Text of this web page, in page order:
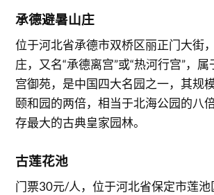
承德避暑山庄
位于河北省承德市双桥区丽正门大街
庄，又名“承德离宫”或“热河行宫”，
宫御苑，是中国四大名园之一，其规
颐和园的两倍，相当于北海公园的八
存最大的古典皇家园林。
古莲花池
门票30元/人，位于河北省保定市莲